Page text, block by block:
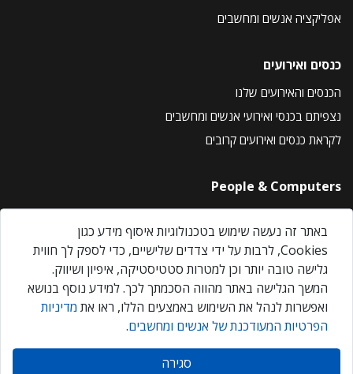
אפליקציה אנשים ומחשבים
כנסים ואירועים
הכנסים והאירועים שלנו
נצפיתם בכנסי ואירועי אנשים ומחשבים
לקראת כנסים ואירועים קרובים
People & Computers
About Us
Privacy Policy
Contact Us
Our Events
אנשים ומחשבים © 2026 – כל הזכויות שמורות
באתר זה נעשה שימוש בטכנולוגיות איסוף מידע כגון
Cookies, לרבות על ידי צדדים שלישיים, כדי לספק לך חווית
גלישה טובה יותר וכן למטרות סטטיסטיקה, איפיון ושיווק.
המשך הגלישה באתר מהווה הסכמתך לכך. למידע נוסף בנושא
ואפשרות לנהל את השימוש באמצעים הללו, ראו את מדיניות
הפרטיות המעודכנת של אנשים ומחשבים.
סגירה